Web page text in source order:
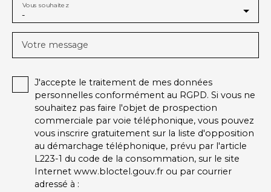
-
Vous souhaitez
Votre message
J'accepte le traitement de mes données
personnelles conformément au RGPD. Si vous ne
souhaitez pas faire l'objet de prospection
commerciale par voie téléphonique, vous pouvez
vous inscrire gratuitement sur la liste d'opposition
au démarchage téléphonique, prévu par l'article
L223-1 du code de la consommation, sur le site
Internet www.bloctel.gouv.fr ou par courrier
adressé à :